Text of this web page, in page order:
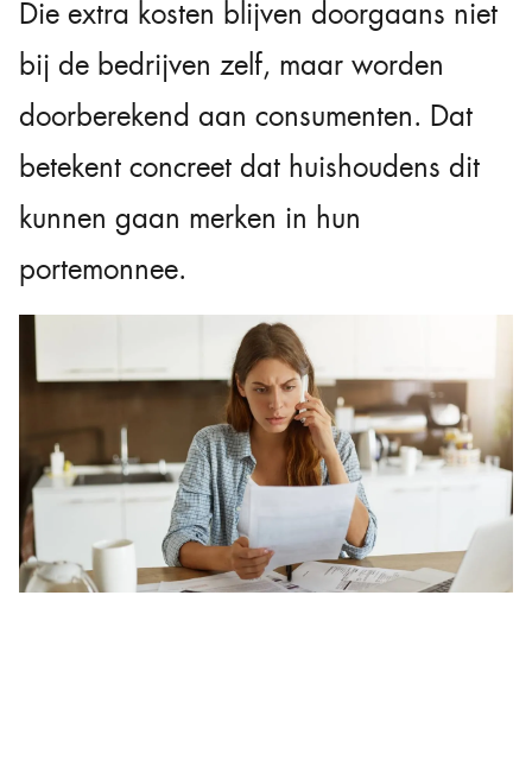
Die extra kosten blijven doorgaans niet
bij de bedrijven zelf, maar worden
doorberekend aan consumenten. Dat
betekent concreet dat huishoudens dit
kunnen gaan merken in hun
portemonnee.